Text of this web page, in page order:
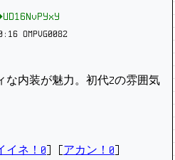
OMPVG0082
な内装が魅力。初代Zの雰囲気
イネ！0 アカン！0